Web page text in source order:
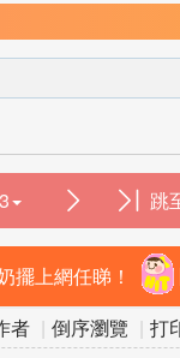
跳
擺上網任睇！
者 | 倒序瀏覽 | 打